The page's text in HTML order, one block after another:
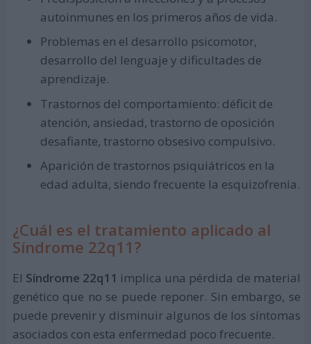
autoinmunes en los primeros años de vida.
Problemas en el desarrollo psicomotor,
desarrollo del lenguaje y dificultades de
aprendizaje.
Trastornos del comportamiento: déficit de
atención, ansiedad, trastorno de oposición
desafiante, trastorno obsesivo compulsivo.
Aparición de trastornos psiquiátricos en la
edad adulta, siendo frecuente la esquizofrenia.
¿Cuál es el tratamiento aplicado al
Síndrome 22q11?
El Síndrome 22q11 implica una pérdida de material
genético que no se puede reponer. Sin embargo, se
puede prevenir y disminuir algunos de los síntomas
asociados con esta enfermedad poco frecuente.